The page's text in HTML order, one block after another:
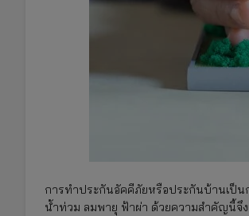
การทำประกันอัคคีภัยหรือประกันบ้านเป็น
น้ำท่วม ลมพายุ ฟ้าผ่า ด้วยความสำคัญนี้จึ